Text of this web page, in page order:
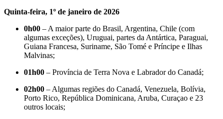
Quinta-feira, 1º de janeiro de 2026
0h00 – A maior parte do Brasil, Argentina, Chile (com
algumas exceções), Uruguai, partes da Antártica, Paraguai,
Guiana Francesa, Suriname, São Tomé e Príncipe e Ilhas
Malvinas;
01h00 – Província de Terra Nova e Labrador do Canadá;
02h00 – Algumas regiões do Canadá, Venezuela, Bolívia,
Porto Rico, República Dominicana, Aruba, Curaçao e 23
outros locais;